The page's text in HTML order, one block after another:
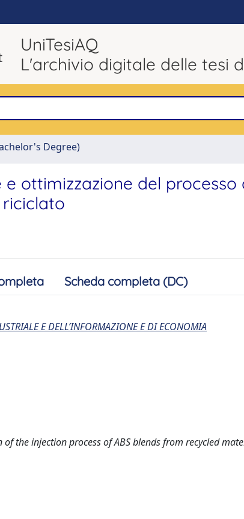
UniTesiAQ
L'archivio digitale delle tesi
Degree)
ottimizzazione del processo
Scheda completa (DC)
E DELL’INFORMAZIONE E DI ECONOMIA
the injection process of ABS blends from recycled